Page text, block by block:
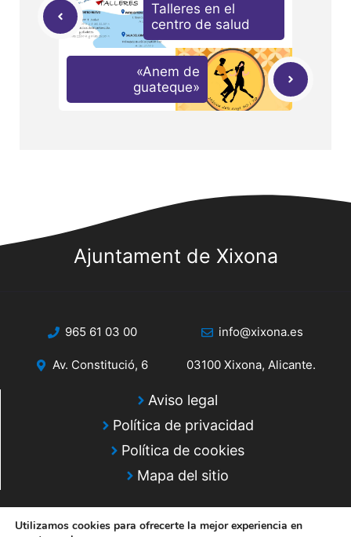
Talleres en el
centro de salud
«Anem de
guateque»
Ajuntament de Xixona
965 61 03 00 info@xixona.es
Av. Constitució, 6 03100 Xixona, Alicante.
Aviso legal
Política de privacidad
Política de cookies
Mapa del sitio
Utilizamos cookies para ofrecerte la mejor experiencia en